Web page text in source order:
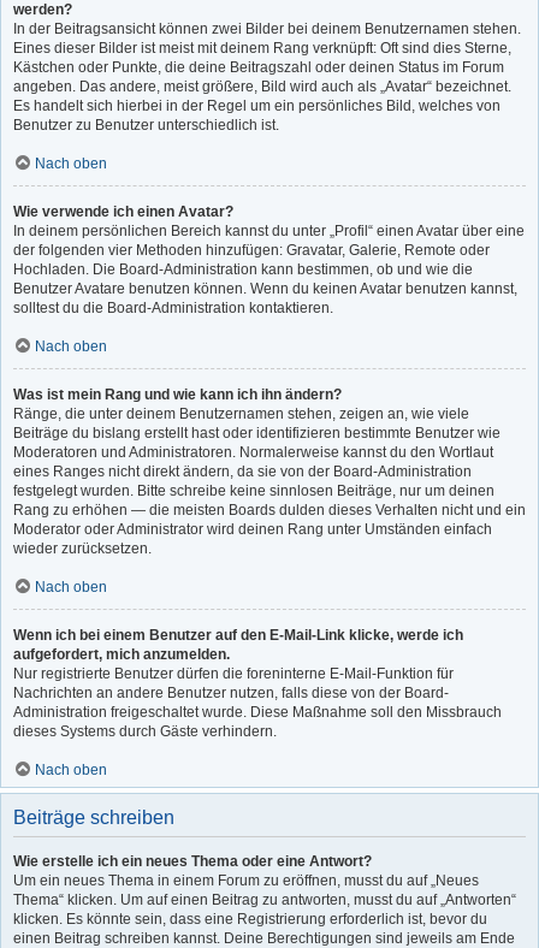
werden?
In der Beitragsansicht können zwei Bilder bei deinem Benutzernamen stehen.
Eines dieser Bilder ist meist mit deinem Rang verknüpft: Oft sind dies Sterne,
Kästchen oder Punkte, die deine Beitragszahl oder deinen Status im Forum
angeben. Das andere, meist größere, Bild wird auch als „Avatar“ bezeichnet.
Es handelt sich hierbei in der Regel um ein persönliches Bild, welches von
Benutzer zu Benutzer unterschiedlich ist.
Nach oben
Wie verwende ich einen Avatar?
In deinem persönlichen Bereich kannst du unter „Profil“ einen Avatar über eine
der folgenden vier Methoden hinzufügen: Gravatar, Galerie, Remote oder
Hochladen. Die Board-Administration kann bestimmen, ob und wie die
Benutzer Avatare benutzen können. Wenn du keinen Avatar benutzen kannst,
solltest du die Board-Administration kontaktieren.
Nach oben
Was ist mein Rang und wie kann ich ihn ändern?
Ränge, die unter deinem Benutzernamen stehen, zeigen an, wie viele
Beiträge du bislang erstellt hast oder identifizieren bestimmte Benutzer wie
Moderatoren und Administratoren. Normalerweise kannst du den Wortlaut
eines Ranges nicht direkt ändern, da sie von der Board-Administration
festgelegt wurden. Bitte schreibe keine sinnlosen Beiträge, nur um deinen
Rang zu erhöhen — die meisten Boards dulden dieses Verhalten nicht und ein
Moderator oder Administrator wird deinen Rang unter Umständen einfach
wieder zurücksetzen.
Nach oben
Wenn ich bei einem Benutzer auf den E-Mail-Link klicke, werde ich
aufgefordert, mich anzumelden.
Nur registrierte Benutzer dürfen die foreninterne E-Mail-Funktion für
Nachrichten an andere Benutzer nutzen, falls diese von der Board-
Administration freigeschaltet wurde. Diese Maßnahme soll den Missbrauch
dieses Systems durch Gäste verhindern.
Nach oben
Beiträge schreiben
Wie erstelle ich ein neues Thema oder eine Antwort?
Um ein neues Thema in einem Forum zu eröffnen, musst du auf „Neues
Thema“ klicken. Um auf einen Beitrag zu antworten, musst du auf „Antworten“
klicken. Es könnte sein, dass eine Registrierung erforderlich ist, bevor du
einen Beitrag schreiben kannst. Deine Berechtigungen sind jeweils am Ende